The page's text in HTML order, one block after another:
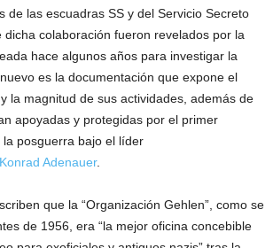
de las escuadras SS y del Servicio Secreto
dicha colaboración fueron revelados por la
hace algunos años para investigar la
es la documentación que expone el
la magnitud de sus actividades, además de
apoyadas y protegidas por el primer
posguerra bajo el líder
Konrad Adenauer.
que la “Organización Gehlen”, como se
de 1956, era “la mejor oficina concebible